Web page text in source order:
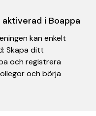
i Boappa
kan enkelt
Skapa ditt
och registrera
och börja